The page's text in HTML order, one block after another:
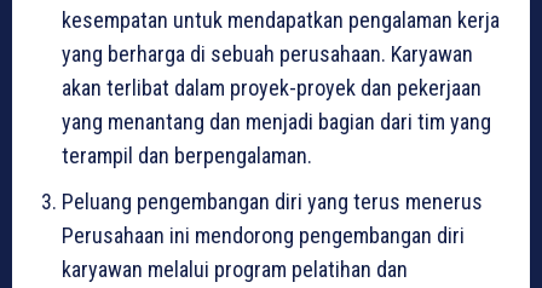
kesempatan untuk mendapatkan pengalaman kerja
yang berharga di sebuah perusahaan. Karyawan
akan terlibat dalam proyek-proyek dan pekerjaan
yang menantang dan menjadi bagian dari tim yang
terampil dan berpengalaman.
Peluang pengembangan diri yang terus menerus
Perusahaan ini mendorong pengembangan diri
karyawan melalui program pelatihan dan